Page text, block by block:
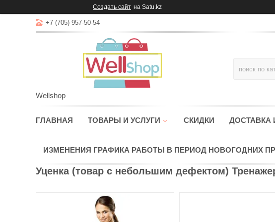
Создать сайт на Satu.kz
+7 (705) 957-50-54
Wellshop
ГЛАВНАЯ ТОВАРЫ И УСЛУГИ СКИДКИ ДОСТАВКА
ИЗМЕНЕНИЯ ГРАФИКА РАБОТЫ В ПЕРИОД НОВОГОДНИХ
Уценка (товар с небольшим дефектом)